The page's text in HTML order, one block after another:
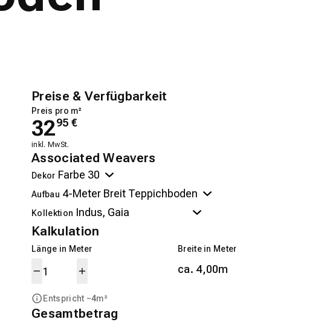
Preise & Verfügbarkeit
Preis pro m²
3295 €
inkl. MwSt.
Associated Weavers
Dekor
Aufbau
Kollektion
Kalkulation
Länge in Meter
Entspricht ~4m²
Breite in Meter
ca. 4,00m
Gesamtbetrag